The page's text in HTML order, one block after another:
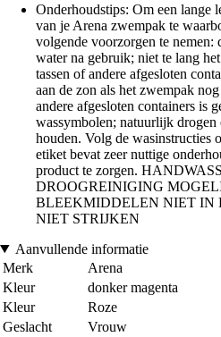
Onderhoudstips: Om een lange
van je Arena zwempak te
volgende voorzorgen te nemen:
water na gebruik; niet te lang
tassen of andere afgesloten
aan de zon als het zwempak
andere afgesloten containers is
wassymbolen; natuurlijk
houden. Volg de wasinstructies
etiket bevat zeer nuttige
product te zorgen.
DROOGREINIGING
BLEEKMIDDELEN NIET IN
NIET STRIJKEN
Aanvullende informatie
Merk
Arena
Kleur
donker magenta
Kleur
Roze
Geslacht
Vrouw